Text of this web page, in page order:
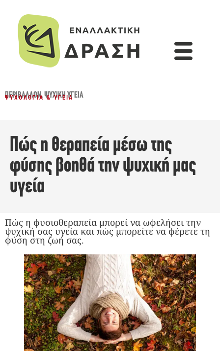
ΠΕΡΙΒΆΛΛΟΝ,ΨΥΧΙΚΉ ΥΓΕΊΑ
ΨΥΧΟΛΟΓΊΑ & ΥΓΕΊΑ
Πώς η θεραπεία μέσω της
φύσης βοηθά την ψυχική μας
υγεία
Πώς η φυσιοθεραπεία μπορεί να ωφελήσει την
ψυχική σας υγεία και πώς μπορείτε να φέρετε τη
φύση στη ζωή σας.